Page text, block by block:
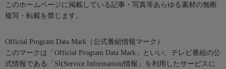
このホームページに掲載している記事・写真等あらゆる素材の無断
複写・転載を禁じます。
Official Program Data Mark（公式番組情報マーク）
このマークは「Official Program Data Mark」といい、テレビ番組の公
式情報である「SI(Service Information)情報」を利用したサービスに